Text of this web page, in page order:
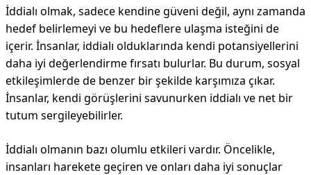
İddialı olmak, sadece kendine güveni değil, aynı zamanda
hedef belirlemeyi ve bu hedeflere ulaşma isteğini de
içerir. İnsanlar, iddialı olduklarında kendi potansiyellerini
daha iyi değerlendirme fırsatı bulurlar. Bu durum, sosyal
etkileşimlerde de benzer bir şekilde karşımıza çıkar.
İnsanlar, kendi görüşlerini savunurken iddialı ve net bir
tutum sergileyebilirler.
İddialı olmanın bazı olumlu etkileri vardır. Öncelikle,
insanları harekete geçiren ve onları daha iyi sonuçlar